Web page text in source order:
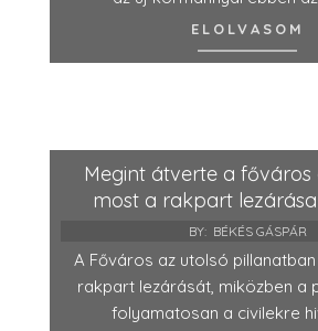
ELOLVASOM
Megint átverte a főváros
most a rakpart
BY: BÉKÉS GÁSPÁR
A Főváros az utolsó
rakpart lezárását, miközben a
folyamatosan a civilekre